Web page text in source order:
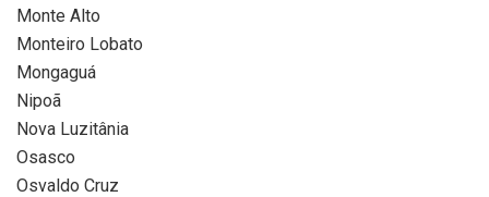
Monte Alto
Monteiro Lobato
Mongaguá
Nipoã
Nova Luzitânia
Osasco
Osvaldo Cruz